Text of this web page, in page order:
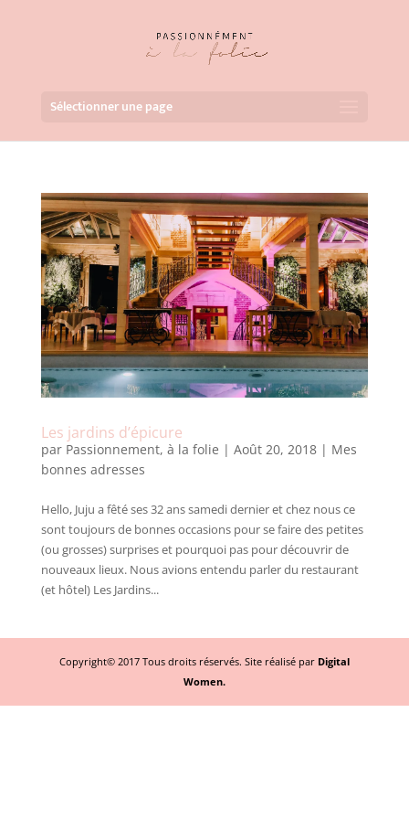
Sélectionner une page
Les jardins d’épicure
par Passionnement, à la folie | Août 20, 2018| Mes
bonnes adresses
Hello, Juju a fêté ses 32 ans samedi dernier et chez nous ce
sont toujours de bonnes occasions pour se faire des petites
(ou grosses) surprises et pourquoi pas pour découvrir de
nouveaux lieux. Nous avions entendu parler du restaurant
(et hôtel) Les Jardins...
Copyright© 2017 Tous droits réservés. Site réalisé par Digital
Women.